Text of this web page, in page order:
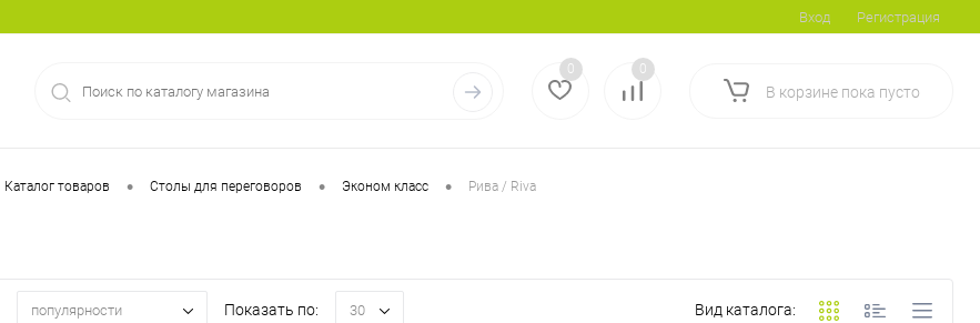
Вход Регистрация
0 0
В корзине пока пусто
Каталог товаров • Столы для переговоров • Эконом класс • Рива / Riva
популярности Показать по: 30 Вид каталога: